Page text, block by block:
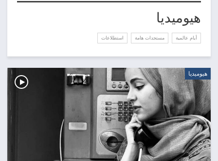
هيوميديا
أيام عالمية مستجدات هامة استطلاعات
هيوميديا